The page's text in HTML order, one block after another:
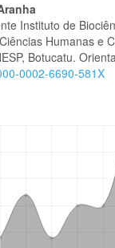
Instituto de
Humanas e
Botucatu.
0002-6690-581X